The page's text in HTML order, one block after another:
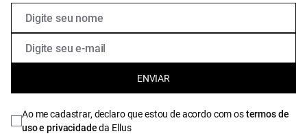
ENVIAR
Ao me cadastrar, declaro que estou de acordo com ostermos de
uso e privacidadeda Ellus